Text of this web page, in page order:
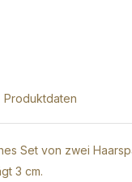
Produktdaten
Set von zwei
3 cm.